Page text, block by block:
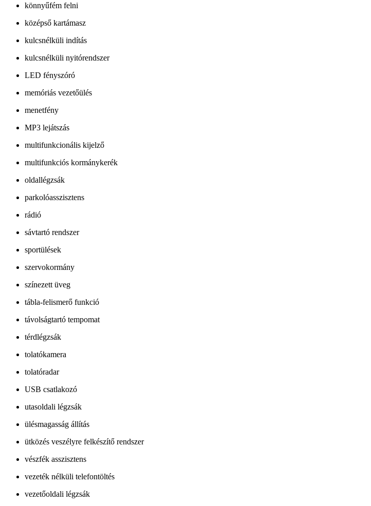
könnyűfém felni
középső kartámasz
kulcsnélküli indítás
kulcsnélküli nyitórendszer
LED fényszóró
memóriás vezetőülés
menetfény
MP3 lejátszás
multifunkcionális kijelző
multifunkciós kormánykerék
oldallégzsák
parkolóasszisztens
rádió
sávtartó rendszer
sportülések
szervokormány
színezett üveg
tábla-felismerő funkció
távolságtartó tempomat
térdlégzsák
tolatókamera
tolatóradar
USB csatlakozó
utasoldali légzsák
ülésmagasság állítás
ütközés veszélyre felkészítő rendszer
vészfék asszisztens
vezeték nélküli telefontöltés
vezetőoldali légzsák